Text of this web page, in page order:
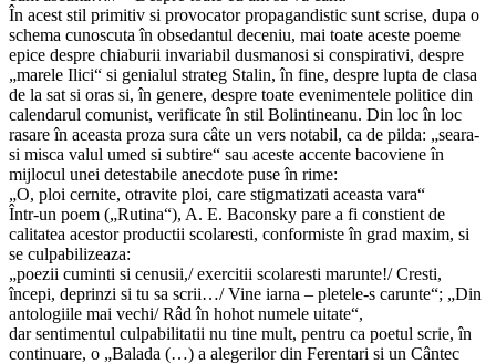
În acest stil primitiv si provocator propagandistic sunt scrise, dupa o
schema cunoscuta în obsedantul deceniu, mai toate aceste poeme
epice despre chiaburii invariabil dusmanosi si conspirativi, despre
„marele Ilici“ si genialul strateg Stalin, în fine, despre lupta de clasa
de la sat si oras si, în genere, despre toate evenimentele politice din
calendarul comunist, verificate în stil Bolintineanu. Din loc în loc
rasare în aceasta proza sura câte un vers notabil, ca de pilda: „seara-
si misca valul umed si subtire“ sau aceste accente bacoviene în
mijlocul unei detestabile anecdote puse în rime:
„O, ploi cernite, otravite ploi, care stigmatizati aceasta vara“
Într-un poem („Rutina“), A. E. Baconsky pare a fi constient de
calitatea acestor productii scolaresti, conformiste în grad maxim, si
se culpabilizeaza:
„poezii cuminti si cenusii,/ exercitii scolaresti marunte!/ Cresti,
începi, deprinzi si tu sa scrii…/ Vine iarna – pletele-s carunte“; „Din
antologiile mai vechi/ Râd în hohot numele uitate“,
dar sentimentul culpabilitatii nu tine mult, pentru ca poetul scrie, în
continuare, o „Balada (…) a alegerilor din Ferentari si un Cântec